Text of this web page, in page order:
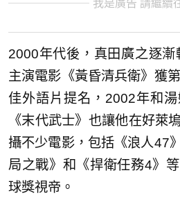
我是廣告 請繼續
2000年代後，真田廣之逐
主演電影《黃昏清兵衛》獲
佳外語片提名，2002年和
《末代武士》也讓他在好萊
攝不少電影，包括《浪人47
局之戰》和《捍衛任務4》
球獎視帝。